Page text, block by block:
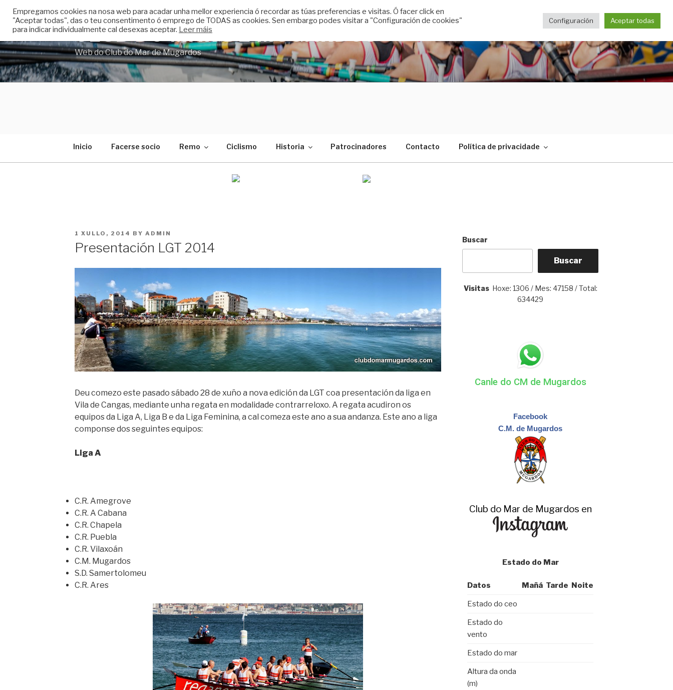
content
CLUB DO MAR DE MUGARDOS
Web do Club do Mar de Mugardos
Inicio Facerse socio Remo Ciclismo Historia Patrocinadores Contacto Política de privacidade
POSTED
1 XULLO, 2014 BY ADMIN
Presentación LGT 2014
Deu comezo este pasado sábado 28 de xuño a nova edición da LGT coa presentación da liga en
Vila de Cangas, mediante unha regata en modalidade contrarreloxo. A regata acudiron os
equipos da Liga A, Liga B e da Liga Feminina, a cal comeza este ano a sua andanza. Este ano a liga
componse dos seguintes equipos:
Liga A
C.R. Amegrove
C.R. A Cabana
C.R. Chapela
C.R. Puebla
C.R. Vilaxoán
C.M. Mugardos
S.D. Samertolomeu
C.R. Ares
Buscar
Buscar
VisitasHoxe: 1306 / Mes: 47158 / Total:
634429
Canle do CM de Mugardos
Facebook
C.M. de Mugardos
Club do Mar de Mugardos en
Empregamos cookies na nosa web para acadar unha mellor experiencia ó recordar as túas preferencias e visitas. Ó facer click en
"Aceptar todas", das o teu consentimento ó emprego de TODAS as cookies. Sen embargo podes visitar a "Configuración de cookies"
para indicar individualmente cal desexas aceptar. Leer máis
Configuración Aceptar todas